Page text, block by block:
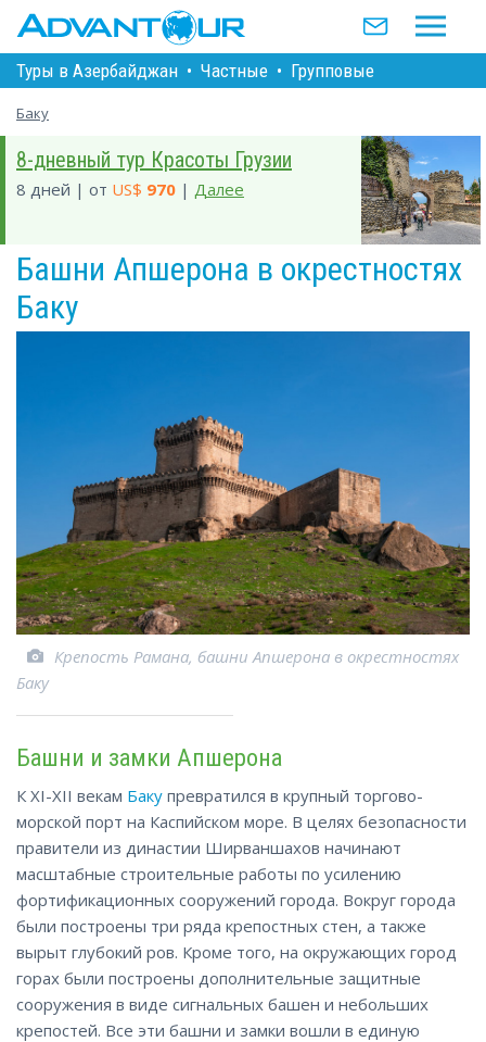
Туры в Азербайджан • Частные • Групповые
Баку
8-дневный тур Красоты Грузии
8 дней | от US$ 970 | Далее
Башни Апшерона в окрестностях
Баку
Крепость Рамана, башни Апшерона в окрестностях
Баку
Башни и замки Апшерона
К XI-XII векам Баку превратился в крупный торгово-
морской порт на Каспийском море. В целях безопасности
правители из династии Ширваншахов начинают
масштабные строительные работы по усилению
фортификационных сооружений города. Вокруг города
были построены три ряда крепостных стен, а также
вырыт глубокий ров. Кроме того, на окружающих город
горах были построены дополнительные защитные
сооружения в виде сигнальных башен и небольших
крепостей. Все эти башни и замки вошли в единую